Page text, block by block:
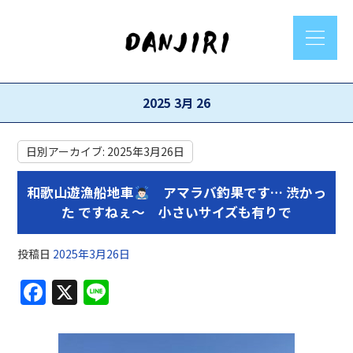
2025 3月 26
日別アーカイブ: 2025年3月26日
和歌山遊漁船地車
アマラバ釣果です… 渋かっ
た ですねぇ〜 小さいサイズも有りで
投稿日 2025年3月26日
F
a
c
X
e